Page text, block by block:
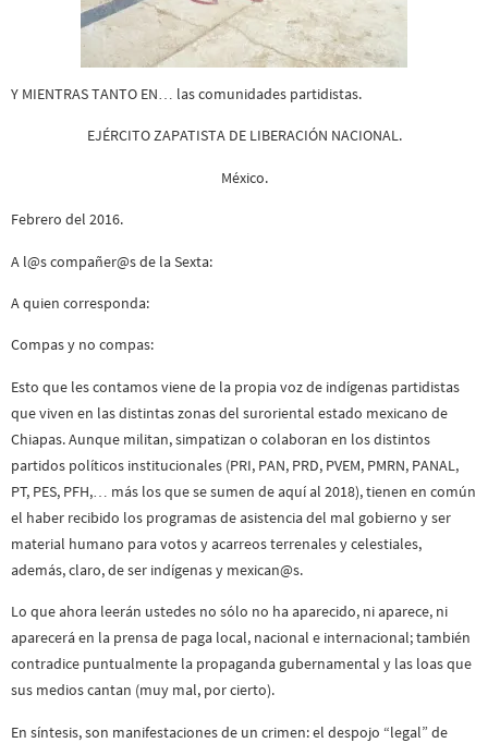
Y MIENTRAS TANTO EN… las comunidades partidistas.
EJÉRCITO ZAPATISTA DE LIBERACIÓN NACIONAL.
México.
Febrero del 2016.
A l@s compañer@s de la Sexta:
A quien corresponda:
Compas y no compas:
Esto que les contamos viene de la propia voz de indígenas partidistas
que viven en las distintas zonas del suroriental estado mexicano de
Chiapas. Aunque militan, simpatizan o colaboran en los distintos
partidos políticos institucionales (PRI, PAN, PRD, PVEM, PMRN, PANAL,
PT, PES, PFH,… más los que se sumen de aquí al 2018), tienen en común
el haber recibido los programas de asistencia del mal gobierno y ser
material humano para votos y acarreos terrenales y celestiales,
además, claro, de ser indígenas y mexican@s.
Lo que ahora leerán ustedes no sólo no ha aparecido, ni aparece, ni
aparecerá en la prensa de paga local, nacional e internacional; también
contradice puntualmente la propaganda gubernamental y las loas que
sus medios cantan (muy mal, por cierto).
En síntesis, son manifestaciones de un crimen: el despojo “legal” de